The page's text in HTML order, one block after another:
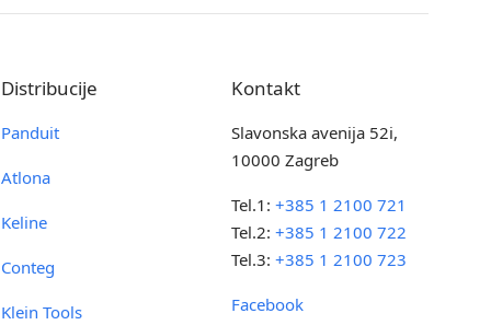
Distribucije
Panduit
Atlona
Keline
Conteg
Klein Tools
Kontakt
Slavonska avenija 52i,
10000 Zagreb
Tel.1:+385 1 2100 721
Tel.2:+385 1 2100 722
Tel.3:+385 1 2100 723
Facebook